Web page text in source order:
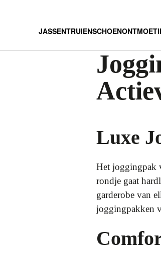
JASSENTRUIENSCHOEN
Luxe
Het joggingpak
rondje gaat
garderobe van
joggingpakken